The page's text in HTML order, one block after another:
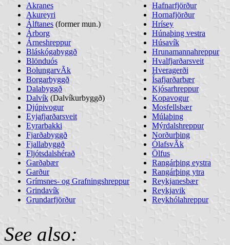
Akranes
Akureyri
Álftanes (former mun.)
Árborg
Árneshreppur
Bláskógabyggð
Blönduós
BolungarvÃ­k
Borgarbyggð
Dalabyggð
Dalvík (Dalvíkurbyggð)
Djúpivogur
Eyjafjarðarsveit
Eyrarbakki
Fjarðabyggð
Fjallabyggð
Fljótsdalshérað
Garðabær
Garður
Grímsnes- og Grafningshreppur
Grindavík
Grundarfjörður
Hafnarfjörður
Hornafjörður
Hrísey
Húnaþing vestra
Húsavík
Hrunamannahreppur
Hvalfjarðarsveit
Hveragerði
Ísafjarðarbær
Kjósarhreppur
Kopavogur
Mosfellsbær
Múlaþing
Mýrdalshreppur
Norðurþing
ÓlafsvÃ­k
Ölfus
Rangárþing eystra
Rangárþing ytra
Reykjanesbær
Reykjavik
Reykhólahreppur
See also: